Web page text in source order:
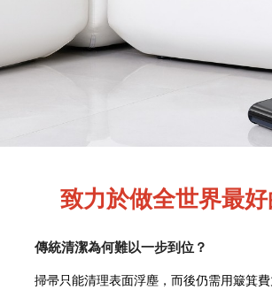
致力於做全世界最
傳統清潔為何難以一步到位？
掃帚只能清理表面浮塵，而後仍需用簸箕費